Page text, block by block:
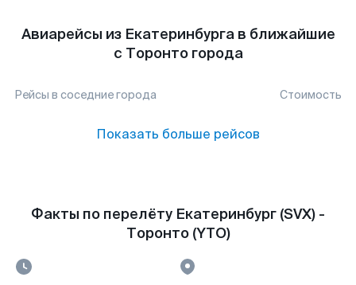
Авиарейсы из Екатеринбурга в ближайшие
с Торонто города
Рейсы в соседние города Стоимость
Показать больше рейсов
Факты по перелёту Екатеринбург (SVX) -
Торонто (YTO)